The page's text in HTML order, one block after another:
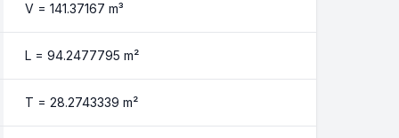
V = 141.37167 m³
L = 94.2477795 m²
T = 28.2743339 m²